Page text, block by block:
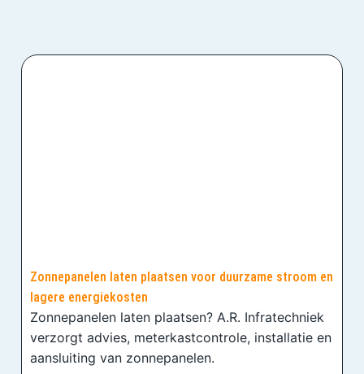
Zonnepanelen laten plaatsen voor duurzame stroom en
lagere energiekosten
Zonnepanelen laten plaatsen? A.R. Infratechniek
verzorgt advies, meterkastcontrole, installatie en
aansluiting van zonnepanelen.